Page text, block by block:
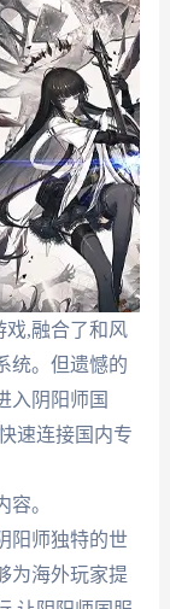
戏,融合了和风
统。但遗憾的
入阴阳师国
速连接国内专
。
阳师独特的世
为海外玩家提